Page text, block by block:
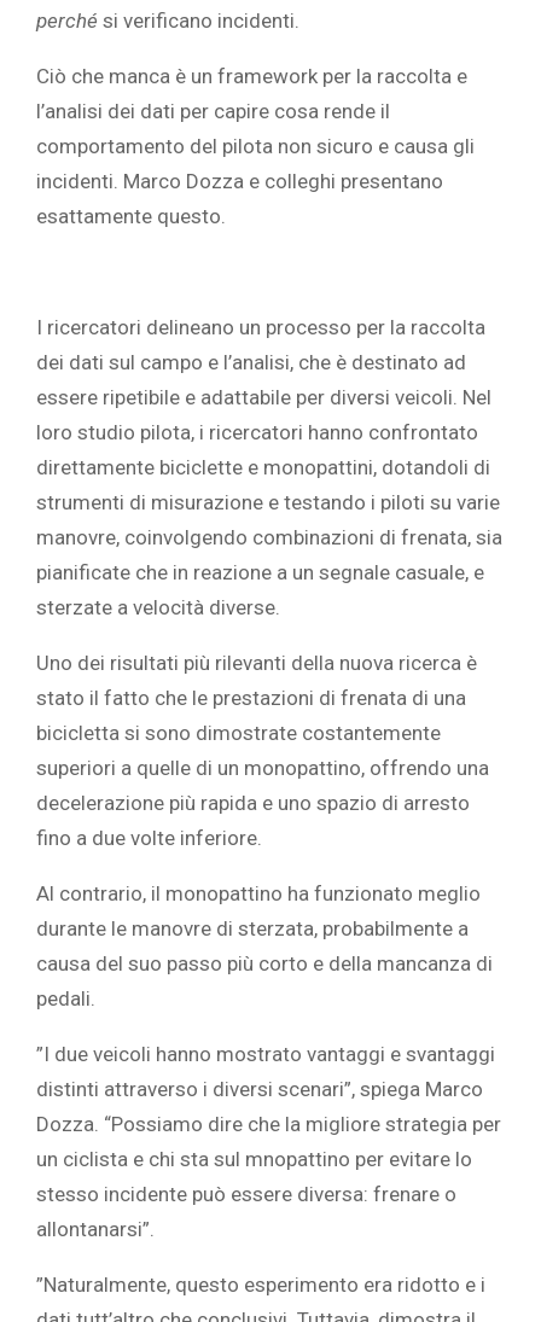
‎perché‎ ‎ si verificano incidenti.‎
‎Ciò che manca è un framework per la raccolta e
l’analisi dei dati per capire cosa rende il
comportamento del pilota non sicuro e causa gli
incidenti. Marco Dozza e colleghi presentano
esattamente questo.‎
‎I ricercatori delineano un processo per la raccolta
dei dati sul campo e l’analisi, che è destinato ad
essere ripetibile e adattabile per diversi veicoli. Nel
loro studio pilota, i ricercatori hanno confrontato
direttamente biciclette e monopattini, dotandoli di
strumenti di misurazione e testando i piloti su varie
manovre, coinvolgendo combinazioni di frenata, sia
pianificate che in reazione a un segnale casuale, e
sterzate a velocità diverse.‎
‎Uno dei risultati più rilevanti della nuova ricerca è
stato il fatto che le prestazioni di frenata di una
bicicletta si sono dimostrate costantemente
superiori a quelle di un monopattino, offrendo una
decelerazione più rapida e uno spazio di arresto
fino a due volte inferiore.
Al contrario, il monopattino ha funzionato meglio
durante le manovre di sterzata, probabilmente a
causa del suo passo più corto e della mancanza di
pedali.
‎”I due veicoli hanno mostrato vantaggi e svantaggi
distinti attraverso i diversi scenari”, spiega Marco
Dozza. “Possiamo dire che la migliore strategia per
un ciclista e chi sta sul mnopattino per evitare lo
stesso incidente può essere diversa: frenare o
allontanarsi”.‎
‎‎”Naturalmente, questo esperimento era ridotto e i